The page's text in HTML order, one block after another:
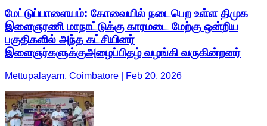
மேட்டுப்பாளையம்: கோவையில் நடைபெற உள்ள திமுக
இளைஞரணி மாநாட்டுக்கு காரமடை மேற்கு ஒன்றிய
பகுதிகளில் அந்த கட்சியினர்
இளைஞர்களுக்குஅழைப்பிதழ் வழங்கி வருகின்றனர்
Mettupalayam, Coimbatore | Feb 20, 2026